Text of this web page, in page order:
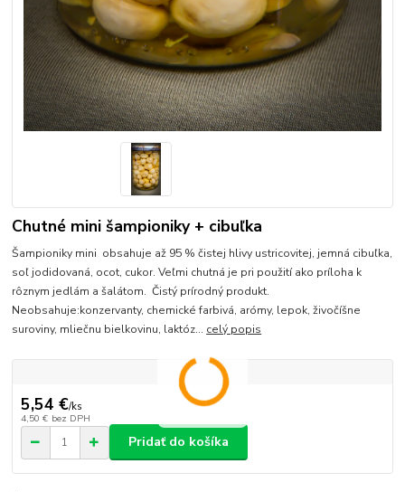
Chutné mini šampioniky + cibuľka
Šampioniky mini obsahuje až 95 % čistej hlivy ustricovitej, jemná cibuľka,
soľ jodidovaná, ocot, cukor. Veľmi chutná je pri použití ako príloha k
rôznym jedlám a šalátom. Čistý prírodný produkt.
Neobsahuje:konzervanty, chemické farbivá, arómy, lepok, živočíšne
suroviny, mliečnu bielkovinu, laktóz... celý popis
5,54 €/ks
4,50 € bez DPH
Pridať do košíka